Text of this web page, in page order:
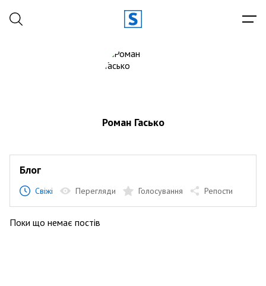
Роман Гасько
Блог
Свіжі Перегляди Голосування Репости
Поки що немає постів